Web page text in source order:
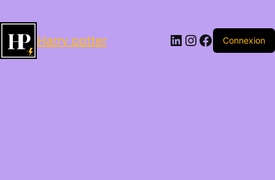
Harry potter LinkedIn
Instagram
Facebook
Connexion